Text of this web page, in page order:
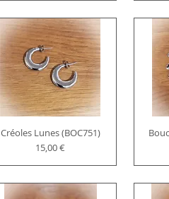
Créoles Lunes (BOC751)
Prix
15,00 €